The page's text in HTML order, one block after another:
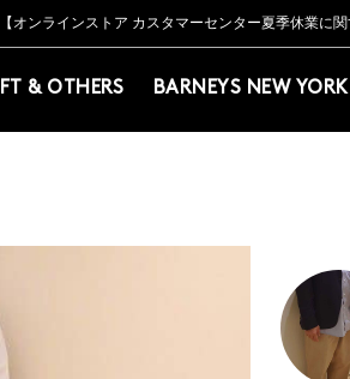
BARNEYS＞会員のお客様は11,000円（税込）以
【夏季休業に伴う出荷一時停止のお知
【オンラインストア カスタマーセンター夏季休業に
【夏季休業に伴う返品・交換承り一時停止の
熊本県を中心とした地震の影響によるお荷
【開催中】SUMMER SALEのご案内
BARNEYS＞会員のお客様は11,000円（税込）以
【夏季休業に伴う出荷一時停止のお知
& OTHERS BARNEYS NEW YORK